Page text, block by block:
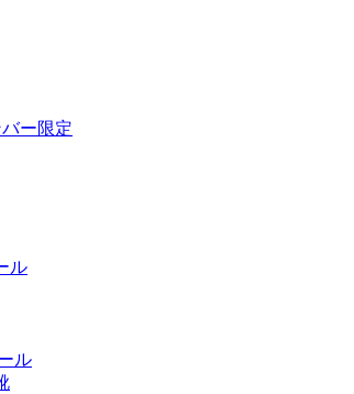
ー限定
ル
ル